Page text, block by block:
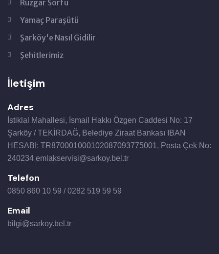
Rüzgar Sörfü
Yamaç Paraşütü
Şarköy'e Nasıl Gidilir
Şehitlerimiz
İletişim
Adres
İstiklal Mahallesi, İsmail Hakkı Özgen Caddesi No: 17
Şarköy / TEKİRDAĞ, Belediye Ziraat Bankası IBAN
HESABI: TR870001000102087093775001, Posta Çek No:
240234 emlakservisi@sarkoy.bel.tr
Telefon
0850 860 10 59 / 0282 519 59 59
Email
bilgi@sarkoy.bel.tr